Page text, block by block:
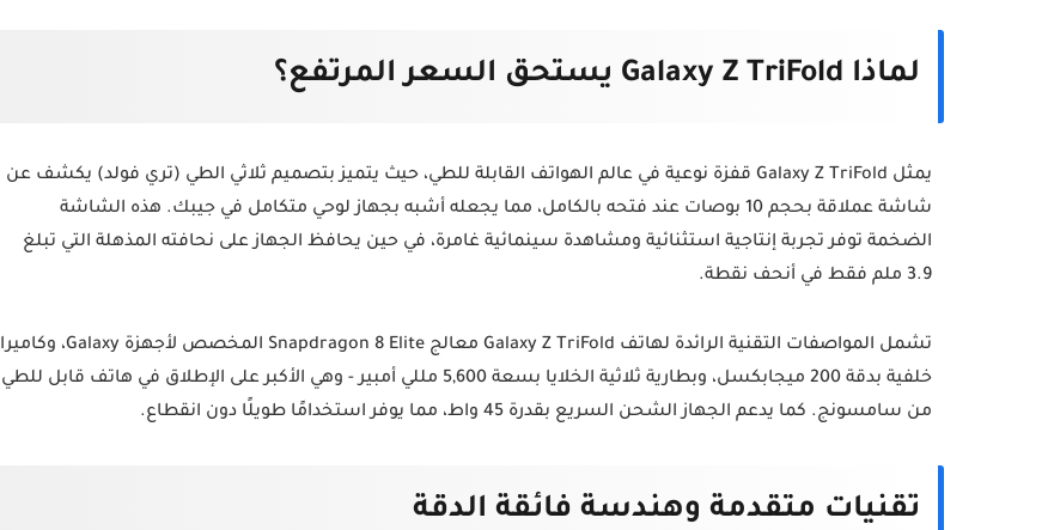
لماذا Galaxy Z TriFold يستحق السعر المرتفع؟
يمثل Galaxy Z TriFold قفزة نوعية في عالم الهواتف القابلة للطي، حيث يتميز بتصميم ثلاثي الطي (تري فولد) يكشف عن
شاشة عملاقة بحجم 10 بوصات عند فتحه بالكامل، مما يجعله أشبه بجهاز لوحي متكامل في جيبك. هذه الشاشة
الضخمة توفر تجربة إنتاجية استثنائية ومشاهدة سينمائية غامرة، في حين يحافظ الجهاز على نحافته المذهلة التي تبلغ
3.9 ملم فقط في أنحف نقطة.
تشمل المواصفات التقنية الرائدة لهاتف Galaxy Z TriFold معالج Snapdragon 8 Elite المخصص لأجهزة Galaxy، وكاميرا
خلفية بدقة 200 ميجابكسل، وبطارية ثلاثية الخلايا بسعة 5,600 مللي أمبير - وهي الأكبر على الإطلاق في هاتف قابل للطي
من سامسونج. كما يدعم الجهاز الشحن السريع بقدرة 45 واط، مما يوفر استخدامًا طويلًا دون انقطاع.
تقنيات متقدمة وهندسة فائقة الدقة